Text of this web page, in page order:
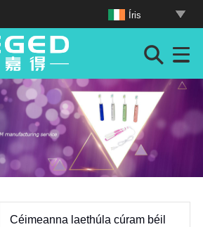
Íris
Céimeanna laethúla cúram béil